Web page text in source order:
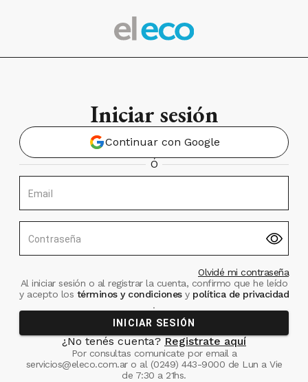
Iniciar sesión
Continuar con Google
Ó
Email
Contraseña
Olvidé mi contraseña
Al iniciar sesión o al registrar la cuenta, confirmo que he leído
y acepto los términos y condiciones ypolítica de privacidad
.
INICIAR SESIÓN
¿No tenés cuenta? Registrate aquí
Por consultas comunicate por email a
servicios@eleco.com.aro al (0249) 443-9000 de Lun a Vie
de 7:30 a 21hs.